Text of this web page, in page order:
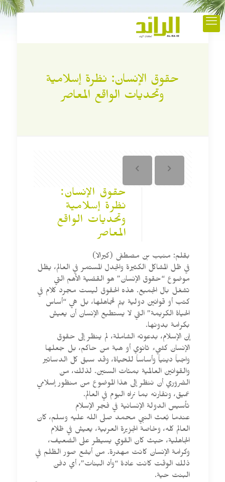
حقوق الإنسان: نظرة إسلامية
وتحديات الواقع المعاصر
حقوق الإنسان:
نظرة إسلامية
وتحديات الواقع
المعاصر
بقلم: منبب بن مصطفى (كيرالا)
في ظل المشاكل الكثيرة والجدل المستمر في العالم، يظل
موضوع “حقوق الإنسان” هو القضية الأهم التي
تشغل بال الجميع. هذه الحقوق ليست مجرد كلام في
كتب أو قوانين دولية يتم تجاهلها، بل هي “أساس
الحياة الكريمة” التي لا يستطيع الإنسان أن يعيش
بكرامة بدونها.
إن الإسلام، بدعوته الشاملة، لم ينظر إلى حقوق
الإنسان كشيء ثانوي أو هبة من حاكم، بل جعلها
واجباً دينياً وأساساً للحياة، وقد سبق كل الدساتير
والقوانين العالمية بمئات السنين. لذلك، من
الضروري أن ننظر إلى هذا الموضوع من منظور إسلامي
عميق، ونقارنه بما نراه اليوم في العالم.
تأسيس الدولة الإنسانية في فجر الإسلام
عندما بُعث النبي محمد صلى الله عليه وسلم، كان
العالم كله، وخاصة الجزيرة العربية، يعيش في ظلام
الجاهلية، حيث كان القوي يسيطر على الضعيف،
وكرامة الإنسان كانت مهدرة. من أبشع صور الظلم في
ذلك الوقت كانت عادة “وأد البنات”، أي دفن
البنت حية.